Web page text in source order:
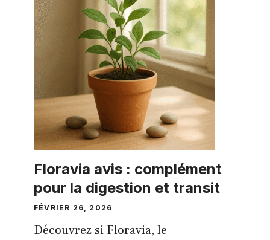
Floravia avis : complément
pour la digestion et transit
FÉVRIER 26, 2026
Découvrez si Floravia, le